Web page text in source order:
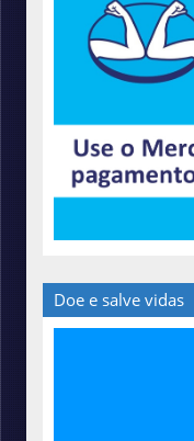
Doe e salve vidas